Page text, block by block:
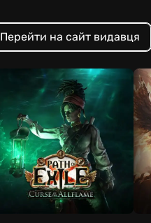
Перейти на сайт видавця